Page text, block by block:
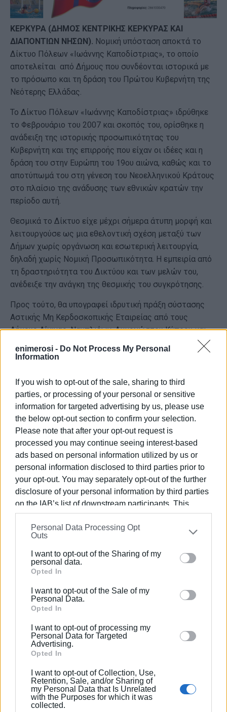
enimerosi - Do Not Process My Personal
Information
If you wish to opt-out of the sale, sharing to third
parties, or processing of your personal or sensitive
information for targeted advertising by us, please use
the below opt-out section to confirm your selection.
Please note that after your opt-out request is
processed you may continue seeing interest-based
ads based on personal information utilized by us or
personal information disclosed to third parties prior to
your opt-out. You may separately opt-out of the further
disclosure of your personal information by third parties
on the IAB’s list of downstream participants. This
information may also be disclosed by us to third parties
on theIAB’s List of Downstream Participants
that may
further disclose it to other third parties.
Please note that this website/app uses one or more
Google services and may gather and store information
behaviour. You may click to grant or deny consent to
Google and its third-party tags to use your data for
section.
Personal Data Processing Opt
Outs
I want to opt-out of the Sharing of my
personal data.
Opted In
I want to opt-out of the Sale of my
Personal Data.
Opted In
I want to opt-out of processing my
Personal Data for Targeted
Advertising.
Opted In
I want to opt-out of Collection, Use,
Retention, Sale, and/or Sharing of
my Personal Data that Is Unrelated
with the Purposes for which it was
collected.
ΚΕΡΚΥΡΑ (ΔΗΜΟΣ ΚΕΝΤΡΙΚΗΣ ΚΕΡΚΥΡΑΣ ΚΑΙ
ΔΙΑΠΟΝΤΙΩΝ ΝΗΣΩΝ). Νομική υπόσταση αποκτά το
Δίκτυο Πόλεων «Ιωάννης Καποδίστριας», το οποίο
αποτελείται από Δήμους που συνδέονται ιστορικά με
το πρόσωπο και τη δράση του Πρώτου Κυβερνήτη της
Νεότερης Ελλάδας.
Το Δίκτυο Πόλεων «Ιωάννης Καποδίστριας» ιδρύθηκε
το Φεβρουάριο του 2007 και σκοπός του, ορίσθηκε η
ανάδειξη της ιστορικής προσωπικότητας του
Κυβερνήτη και της επιρροής που είχαν οι ιδέες και η
δράση του στην Ευρώπη του 19ου αιώνα, καθώς και το
αποτύπωμά του στη γένεση του Νεοελληνικού Κράτους
στο πλαίσιο της ανάδυσης των εθνικών κρατών την
περίοδο αυτή.
Θεσμικά το Δίκτυο είχε μέχρι σήμερα άτυπη μορφή και
λειτουργούσε ως μια εθελοντική σχέση μεταξύ των
Δήμων χωρίς οργάνωση και εσωτερική λειτουργία,
δηλαδή χωρίς Νομική Προσωπικότητα. Η εμπειρία από
τη δραστηριότητα του Δικτύου και των μελών του,
ανέδειξε την ανάγκη της θεσμικής του συγκρότησης.
Προς τούτο, θα υπογραφεί ιδρυτική πράξη σύστασης
Αστικής Μη Κερδοσκοπικής Εταιρείας από τους
Δήμους Αίγινας, Ναυπλιέων, Αμμοχώστου Κύπρου και
τον Δήμο Κεντρικής Κέρκυρας και Διαποντίων Νήσων,
ο οποίος και προεδρεύει του δικτύου τη διετία 2024
Την ιδρυτική πράξη θα υπογράψουν οι Δήμαρχοι
Ιωάννης Ζορμπάς, Ναυπλίου Δημήτριος Ορφανός
Αμμοχώστου Κύπρου Δρ. Σίμος Ιωάννουκαι
Κεντρικής Κέρκυρας και Διαποντίων Νήσων
Στέφανος Πουλημένος, την Τετάρτη 21η Μαΐου 2025
στις 19.30στον εσωτερικό προαύλιο χώρο της Μονής
Υ.Θ. Πλατυτέρας, όπου βρίσκεται και ο τάφος του
Ιωάννη Καποδίστρια.
Την τελετή θα πλαισιώσει μικρό καλλιτεχνικό
Διεύθυνση της Δήμητρας Καλογεροπούλου. Η είσοδος
θα είναι ελεύθερη για το κοινό.
ΦΩΤΟ@ ΔΗΜΟΣ ΚΕΝΤΡΙΚΗΣ ΚΕΡΚΥΡΑΣ ΚΑΙ
ΔΙΑΠΟΝΤΙΩΝ ΝΗΣΩΝ
Εμφανίσεις: 114